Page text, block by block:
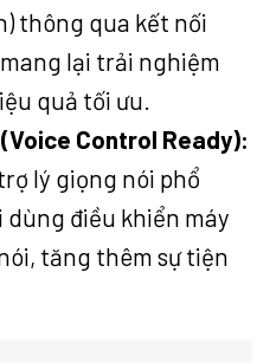
thông qua kết nối
lại trải nghiệm
quả tối ưu.
Control Ready):
lý giọng nói phổ
điều khiển máy
tăng thêm sự tiện